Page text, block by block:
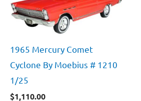
1965 Mercury Comet
Cyclone By Moebius # 1210
1/25
$1,110.00